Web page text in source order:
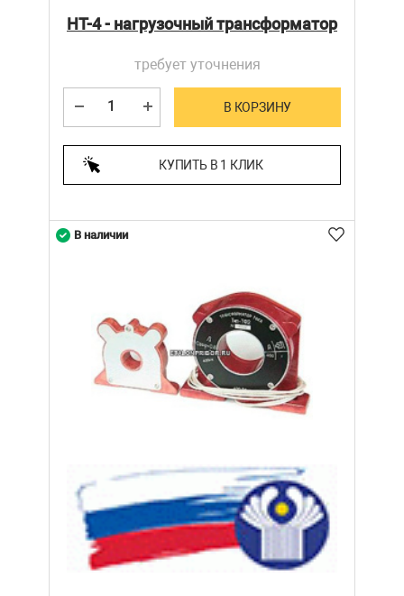
НТ-4 - нагрузочный трансформатор
требует уточнения
В КОРЗИНУ
КУПИТЬ В 1 КЛИК
В наличии